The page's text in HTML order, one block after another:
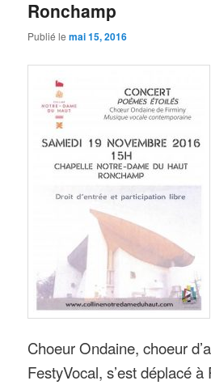
Ronchamp
Publié lemai 15, 2016
Choeur Ondaine, choeur
FestyVocal, s’est déplacé